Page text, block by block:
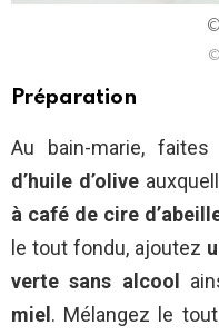
Préparation
Au bain-marie, faites
d’huile d’olive
à café de cire
le tout fondu, ajoutez
verte sans alcool
miel . Mélangez le